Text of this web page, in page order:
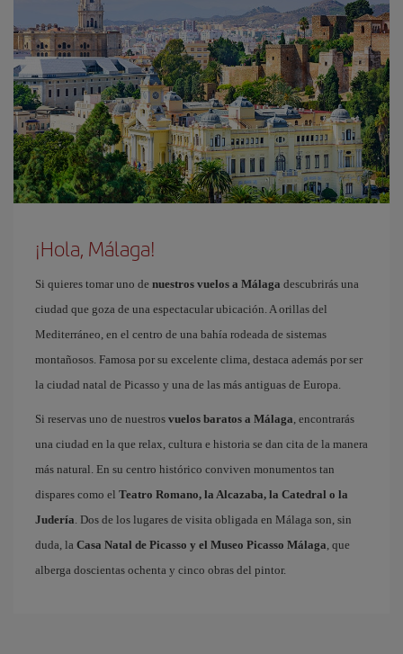
¡Hola, Málaga!
Si quieres tomar uno de nuestros vuelos a Málaga descubrirás una
ciudad que goza de una espectacular ubicación. A orillas del
Mediterráneo, en el centro de una bahía rodeada de sistemas
montañosos. Famosa por su excelente clima, destaca además por ser
la ciudad natal de Picasso y una de las más antiguas de Europa.
Si reservas uno de nuestros vuelos baratos a Málaga, encontrarás
una ciudad en la que relax, cultura e historia se dan cita de la manera
más natural. En su centro histórico conviven monumentos tan
dispares como el Teatro Romano, la Alcazaba, la Catedral o la
Judería. Dos de los lugares de visita obligada en Málaga son, sin
duda, la Casa Natal de Picasso y el Museo Picasso Málaga, que
alberga doscientas ochenta y cinco obras del pintor.